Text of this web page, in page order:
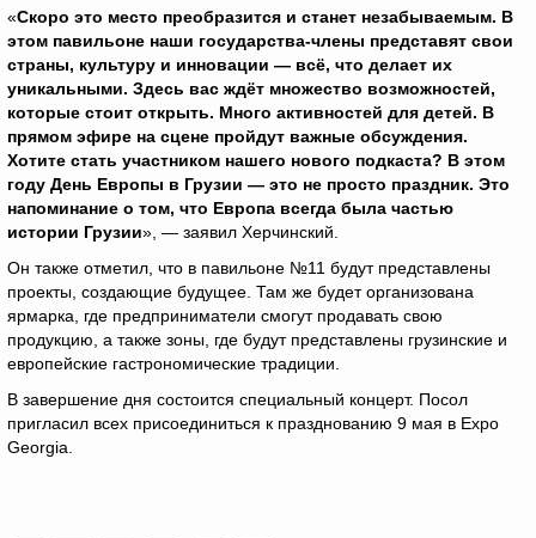
«Скоро это место преобразится и станет незабываемым. В
этом павильоне наши государства-члены представят свои
страны, культуру и инновации — всё, что делает их
уникальными. Здесь вас ждёт множество возможностей,
которые стоит открыть. Много активностей для детей. В
прямом эфире на сцене пройдут важные обсуждения.
Хотите стать участником нашего нового подкаста? В этом
году День Европы в Грузии — это не просто праздник. Это
напоминание о том, что Европа всегда была частью
истории Грузии», — заявил Херчинский.
Он также отметил, что в павильоне №11 будут представлены
проекты, создающие будущее. Там же будет организована
ярмарка, где предприниматели смогут продавать свою
продукцию, а также зоны, где будут представлены грузинские и
европейские гастрономические традиции.
В завершение дня состоится специальный концерт. Посол
пригласил всех присоединиться к празднованию 9 мая в Expo
Georgia.